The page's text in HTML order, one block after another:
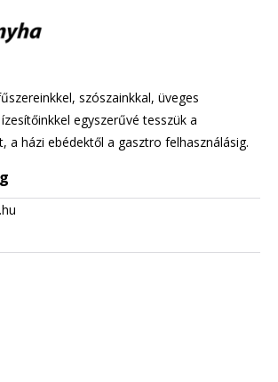
szószainkkal, üveges
egyszerűvé tesszük a
a házi ebédektől a gasztro felhasználásig.